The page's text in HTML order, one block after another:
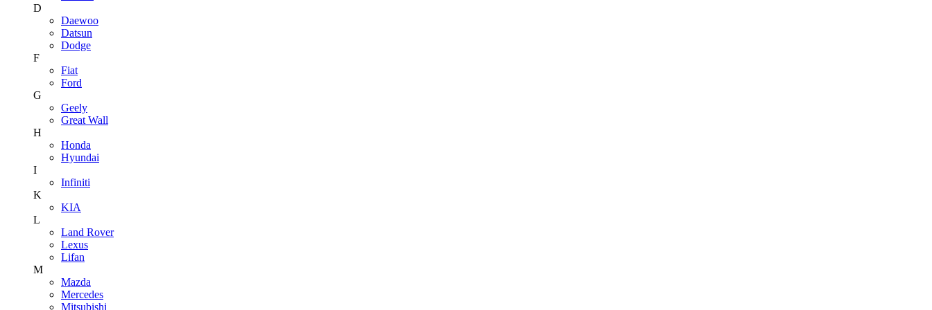
D
Daewoo
Datsun
Dodge
F
Fiat
Ford
G
Geely
Great Wall
H
Honda
Hyundai
I
Infiniti
K
KIA
L
Land Rover
Lexus
Lifan
M
Mazda
Mercedes
Mitsubishi